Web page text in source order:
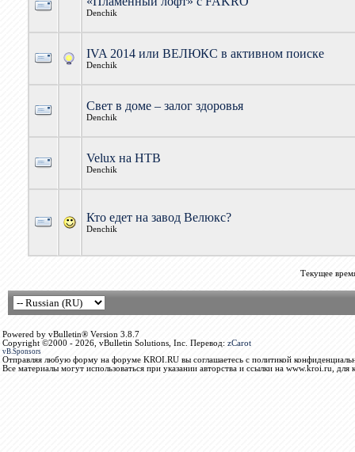
Denchik
IVA 2014 или ВЕЛЮКС в активном поиске
Denchik
Свет в доме – залог здоровья
Denchik
Velux на НТВ
Denchik
Кто едет на завод Велюкс?
Denchik
Текущее
Powered by vBulletin® Version 3.8.7
Copyright ©2000 - 2026, vBulletin Solutions, Inc. Перевод: zCarot
vB.Sponsors
Отправляя любую форму на форуме KROI.RU вы соглашаетесь с политикой
Все материалы могут использоваться при указании авторства и ссылки на www.kroi.ru, для